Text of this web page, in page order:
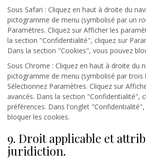
Sous Safari : Cliquez en haut à droite du
pictogramme de menu (symbolisé par un
Paramètres. Cliquez sur Afficher les
la section "Confidentialité", cliquez sur
Dans la section "Cookies", vous pouvez
Sous Chrome : Cliquez en haut à droite du
pictogramme de menu (symbolisé par trois
Sélectionnez Paramètres. Cliquez sur
avancés. Dans la section "Confidentialité",
préférences. Dans l'onglet
bloquer les cookies.
9. Droit applicable et
juridiction.